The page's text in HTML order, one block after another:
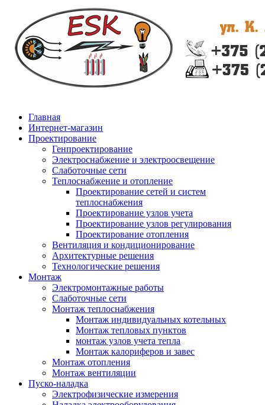
Главная
Интернет-магазин
Проектирование
Генпроектирование
Электроснабжение и электроосвещение
Слаботочные сети
Теплоснабжение и отопление
Проектирование сетей и систем
теплоснабжения
Проектирование узлов учета
Проектирование узлов регулирования
Проектирование отопления
Вентиляция и кондиционирование
Архитектурные решения
Технологические решения
Монтаж
Электромонтажные работы
Слаботочные сети
Монтаж теплоснабжения
Монтаж индивидуальных котельных
Монтаж тепловых пунктов
монтаж узлов учета тепла
Монтаж калориферов и завес
Монтаж отопления
Монтаж вентиляции
Пуско-наладка
Электрофизические измерения